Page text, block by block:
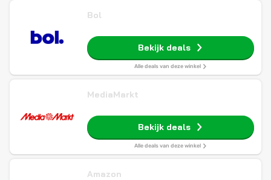
Bol
Bekijk deals
Alle deals van deze winkel
MediaMarkt
Bekijk deals
Alle deals van deze winkel
Amazon